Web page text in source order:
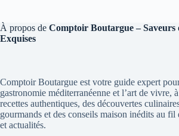
À propos de Comptoir Boutargue – Saveurs
Exquises
Comptoir Boutargue est votre guide expert
gastronomie méditerranéenne et l’art de vivre,
recettes authentiques, des découvertes
gourmands et des conseils maison inédits au fil
et actualités.